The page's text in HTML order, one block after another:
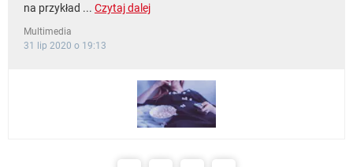
na przykład ... Czytaj dalej
Multimedia
31 lip 2020 o 19:13